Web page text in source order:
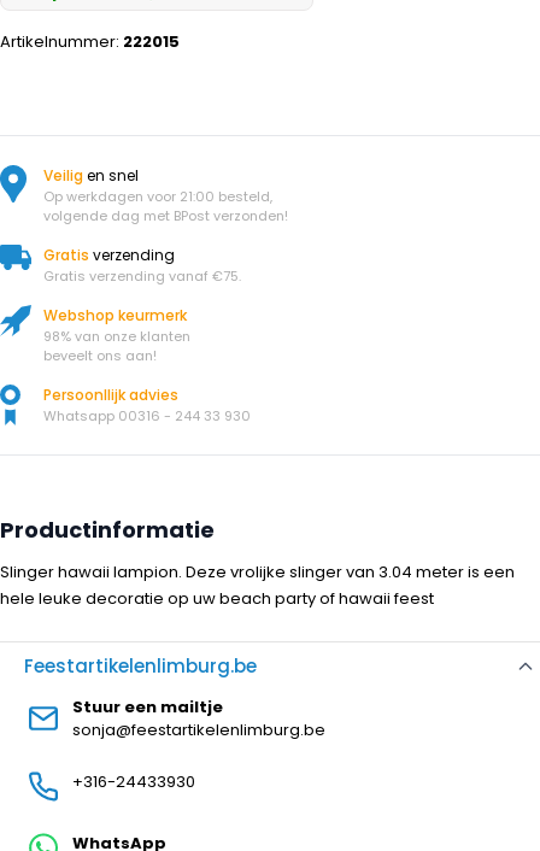
Artikelnummer: 222015
Veiligen snel
Op werkdagen voor 21:00 besteld,
volgende dag met BPost verzonden!
Gratis verzending
Gratis verzending vanaf €75.
Webshop keurmerk
98% van onze klanten
beveelt ons aan!
Persoonllijk advies
Whatsapp 00316 - 244 33 930
Productinformatie
Slinger hawaii lampion. Deze vrolijke slinger van 3.04 meter is een
hele leuke decoratie op uw beach party of hawaii feest
Feestartikelenlimburg.be
Stuur een mailtje
sonja@feestartikelenlimburg.be
+316-24433930
WhatsApp